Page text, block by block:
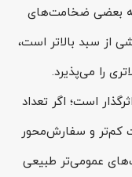
بعضی ضخامت‌های
از سبد بالاتر است،
را می‌پذیرد.
است؛ اگر تعداد
کم‌تر و سفارش‌محور
عمومی‌تر طبیعی